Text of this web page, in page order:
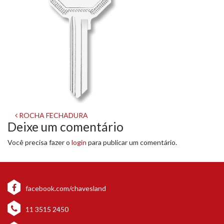
Navegação
de
post
ROCHA FECHADURA
Deixe um comentário
Você precisa fazer o login para publicar um comentário.
facebook.com/chavesland
11 3515 2450